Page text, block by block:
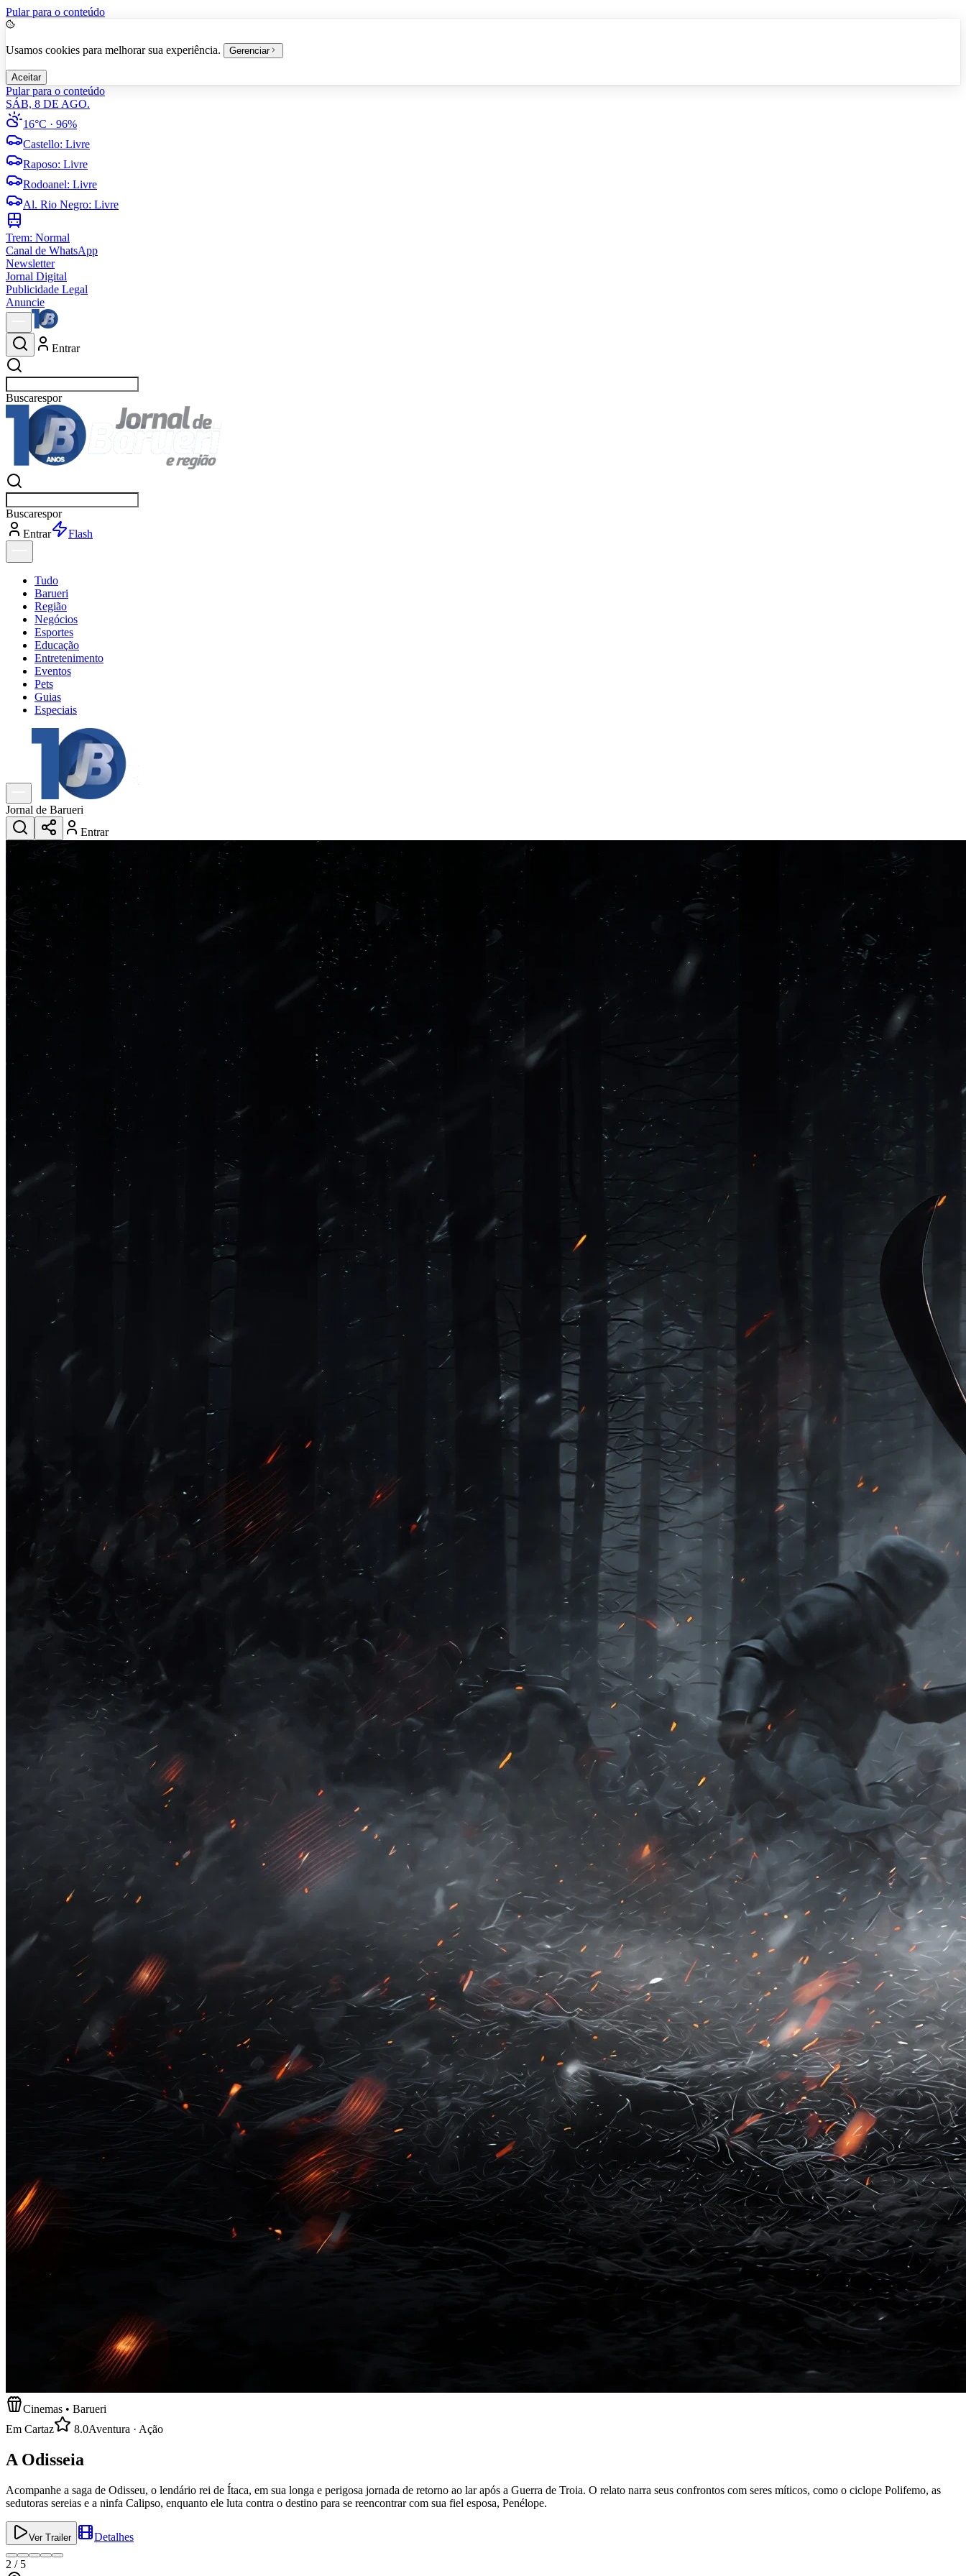
Pular para o conteúdo
Usamos cookies para melhorar sua experiência. Gerenciar
Aceitar
Pular para o conteúdo
SÁB, 8 DE AGO.
16°C · 96%
Castello: Livre
Raposo: Livre
Rodoanel: Livre
Al. Rio Negro: Livre
Trem: Normal
Canal de WhatsApp
Newsletter
Jornal Digital
Publicidade Legal
Anuncie
Entrar
Buscare
Buscare
Entrar
Flash
Tudo
Barueri
Região
Negócios
Esportes
Educação
Entretenimento
Eventos
Pets
Guias
Especiais
Explore Tudo
Últimas Notícias
Previsão do Tempo
Trânsito e Rotas
Dia a Dia & Lazer
Transportes
Gastronomia
Cinema & Shows
Jogos
Para Sua Empresa
Anuncie no Portal
Cadastrar Empresa
Publicidade Legal
Política
Esportes
Saúde
Segurança
Meio Ambiente
Educação
Bairros de Barueri
Selecione sua região Para notícias da sua região
Aldeia Aldeia da Serra Aldeia de Barueri AlphavilleBairro Jubran Boa Vista Califórnia Cidades da Região Cruz Preta Engenho Novo
Fazenda
Militar Itapevi Jardim Audir Jardim Belval Jardim Califórnia Jardim dos Altos Jardim dos Camargos Jardim Esperança Jardim Graziela Jardim Iracema Jardim Julio Jardim Líbano
Jardim Maria
Cristina
Jardim Maria Helena Jardim Mutinga Jardim Paulista Jardim São Luís Jardim São Pedro Jardim São Silvestre Jardim Silveira Jardim Tupanci Mutinga
Osasco Parque Imperial Parque Viana Recanto Phrynéa Santana de Parnaíba Silveira Tamboré Vila Boa VistaVila do
Conde
Vila Engenho Novo Vila Nossa Sra. da Escada Vila Porto
Votupoca
Para Sua Empresa
Publicidade Legal
Negócios Regionais
Hospitais Estaduais
Parques & Represas
Cidades da Região
Osasco Jandira Araçariguama Cajamar CaieirasFranco da Rocha Francisco MoratoTaboão da Serra Embu das Artes
Vagas na Região
Hub de Negócios
Guia Comercial
Portal Educacional
Agenda de Vestibulares
Vagas de Emprego
Panorama Econômico
Panorama Econômico
Para Sua Empresa
Verificar EmpresaNovo
Anunciar Vagas
Novo
Publicidade Legal
NFL
Fórmula 1
UFC
NHL
Competições de Futebol
Brasileirão Série A
Brasileirão Série B
Paulistão
Copa do Brasil
Libertadores
Sul-Americana
Copa América
Champions League
Premier League
Bundesliga
Mundial 2026
Times - Ir direto
Jornal de Barueri
Entrar
Cinemas • Barueri
Em Cartaz
8.0Aventura · Ação
A Odisseia
Acompanhe a saga de Odisseu, o lendário rei de Ítaca, em sua longa e perigosa jornada de retorno ao lar após a Guerra de Troia. O relato narra seus confrontos com seres míticos, como o ciclope Polifemo, as
sedutoras sereias e a ninfa Calipso, enquanto ele luta contra o destino para se reencontrar com sua fiel esposa, Penélope.
Ver Trailer Detalhes
2 / 5